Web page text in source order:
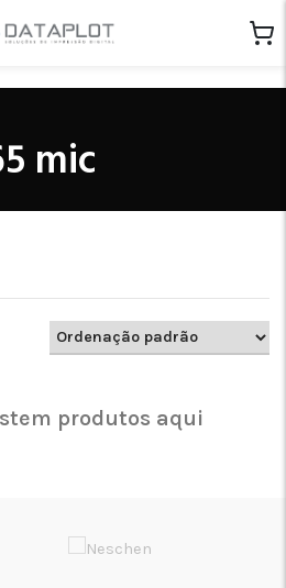
mic
produtos aqui